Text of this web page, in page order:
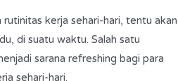
kerja sehari-hari, tentu akan
di suatu waktu. Salah satu
sarana refreshing bagi para
sehari-hari.